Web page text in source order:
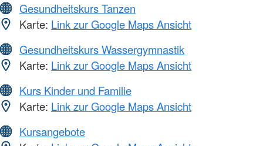
Gesundheitskurs Tanzen
Karte: Link zur Google Maps Ansicht
Gesundheitskurs Wassergymnastik
Karte: Link zur Google Maps Ansicht
Kurs Kinder und Familie
Karte: Link zur Google Maps Ansicht
Kursangebote